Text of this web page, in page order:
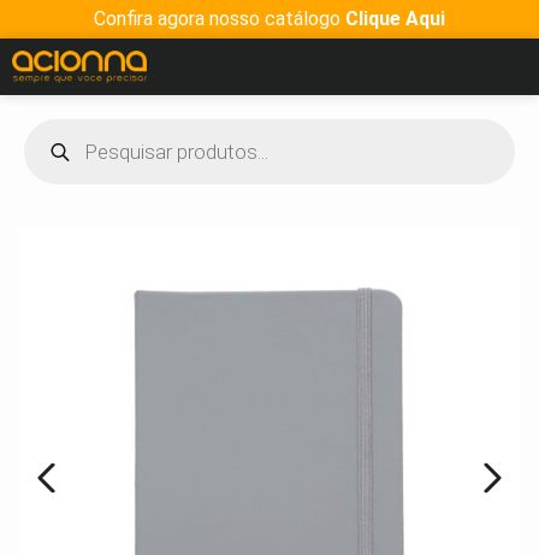
Confira agora nosso catálogo Clique Aqui